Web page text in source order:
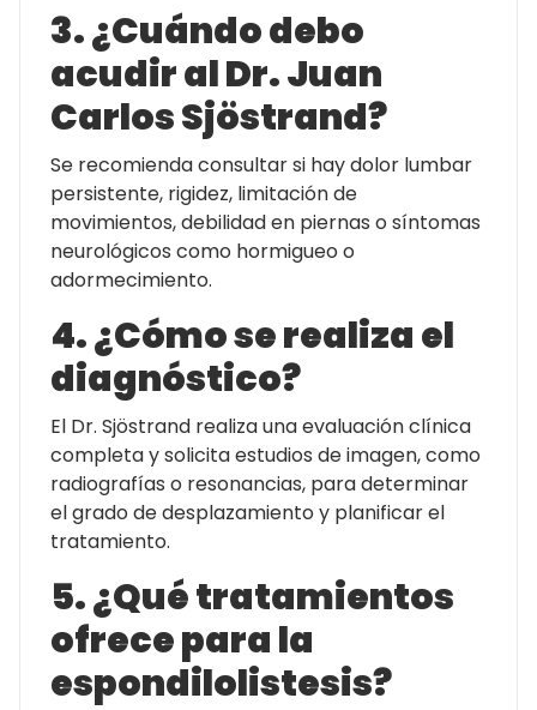
3. ¿Cuándo debo
acudir al Dr. Juan
Carlos Sjöstrand?
Se recomienda consultar si hay dolor lumbar
persistente, rigidez, limitación de
movimientos, debilidad en piernas o síntomas
neurológicos como hormigueo o
adormecimiento.
4. ¿Cómo se realiza el
diagnóstico?
El Dr. Sjöstrand realiza una evaluación clínica
completa y solicita estudios de imagen, como
radiografías o resonancias, para determinar
el grado de desplazamiento y planificar el
tratamiento.
5. ¿Qué tratamientos
ofrece para la
espondilolistesis?